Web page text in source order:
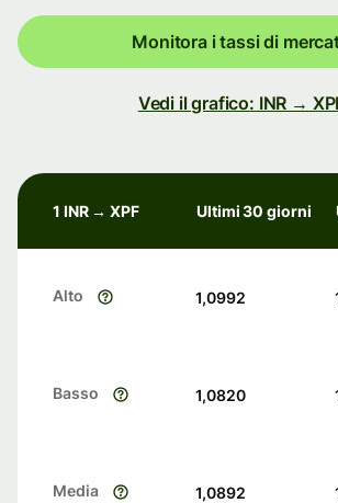
Monitora i tassi di
Vedi il grafico: INR →
1 INR → XPF Ultimi 30 giorni
Alto 1,0992
Basso 1,0820
Media 1,0892